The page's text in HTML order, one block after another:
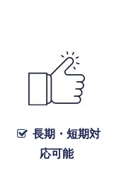
長期・短期対
応可能